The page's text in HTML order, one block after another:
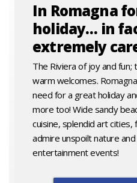
In Romagna
holiday… in
extremely
The Riviera of joy and fun;
warm welcomes.
need for a great holiday
more too! Wide sandy
cuisine, splendid art cities,
admire unspoilt nature
entertainment events!